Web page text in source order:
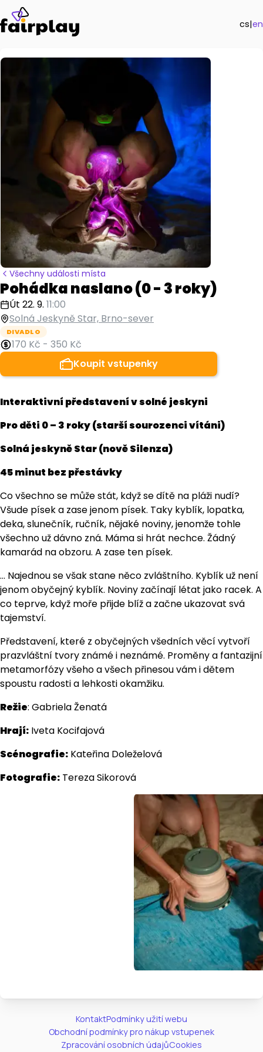
cs|en
Všechny události místa
Pohádka naslano (0 - 3 roky)
Út 22. 9. 11:00
Solná Jeskyně Star, Brno-sever
DIVADLO
170 Kč - 350 Kč
Koupit vstupenky
Interaktivní představení v solné jeskyni
Pro děti 0 – 3 roky (starší sourozenci vítáni)
Solná jeskyně Star (nově Silenza)
45 minut bez přestávky
Co všechno se může stát, když se dítě na pláži nudí?
Všude písek a zase jenom písek. Taky kyblík, lopatka,
deka, slunečník, ručník, nějaké noviny, jenomže tohle
všechno už dávno zná. Máma si hrát nechce. Žádný
kamarád na obzoru. A zase ten písek.
… Najednou se však stane něco zvláštního. Kyblík už není
jenom obyčejný kyblík. Noviny začínají létat jako racek. A
co teprve, když moře přijde blíž a začne ukazovat svá
tajemství.
Představení, které z obyčejných všedních věcí vytvoří
prazvláštní tvory známé i neznámé. Proměny a fantazijní
metamorfózy všeho a všech přinesou vám i dětem
spoustu radosti a lehkosti okamžiku.
Režie: Gabriela Ženatá
Hrají: Iveta Kocifajová
Scénografie: Kateřina Doleželová
Fotografie: Tereza Sikorová
KontaktPodmínky užití webu
Obchodní podmínky pro nákup vstupenek
Zpracování osobních údajůCookies